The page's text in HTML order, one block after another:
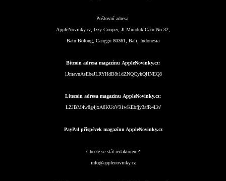
Poštovní adresa:
AppleNovinky.cz, Izzy Cooper, Jl Munduk Catu No.32,
Batu Bolong, Canggu 80361, Bali, Indonesia
Bitcoin adresa magazínu AppleNovinky.cz:
1JmavnAsEbeJLRYHdB8t1dZNQCykQHNEQ8
Litecoin adresa magazínu AppleNovinky.cz:
LZJBM4w8g4jxA8KUoV91wKEbfjy3afR4LW
PayPal příspěvek magazínu AppleNovinky.cz
Chcete se stát redaktorem?
info@applenovinky.cz